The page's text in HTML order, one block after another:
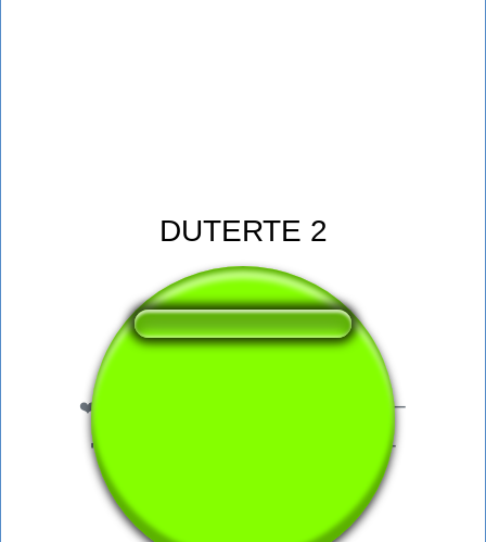
DUTERTE 2
❤️ このサウンドボタンが気に入ったユーザー
🔊 266 このサウンドボタンを聴いたユーザー